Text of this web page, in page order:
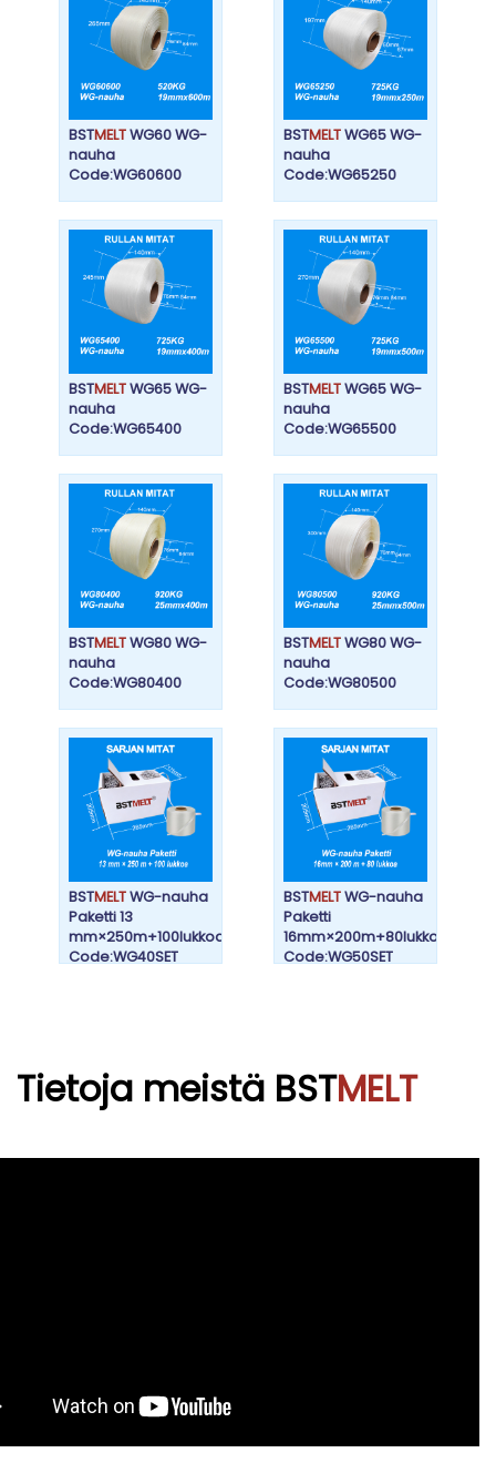
BSTMELTWG60 WG-
nauha
Code:WG60600
BSTMELTWG65 WG-
nauha
Code:WG65250
BSTMELTWG65 WG-
nauha
Code:WG65400
BSTMELTWG65 WG-
nauha
Code:WG65500
BSTMELTWG80 WG-
nauha
Code:WG80400
BSTMELTWG80 WG-
nauha
Code:WG80500
BSTMELTWG-nauha
Paketti 13
mm×250m+100lukkoa
Code:WG40SET
BSTMELTWG-nauha
Paketti
16mm×200m+80lukkoa
Code:WG50SET
Tietoja meistä BSTMELT